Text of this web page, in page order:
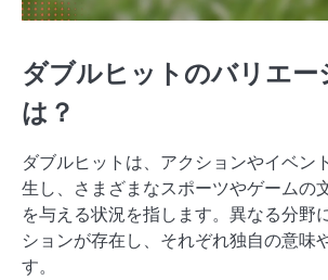
ダブルヒットのバリエー
は？
ダブルヒットは、アクションやイベン
生し、さまざまなスポーツやゲームの
を与える状況を指します。異なる分野
ションが存在し、それぞれ独自の意味
す。